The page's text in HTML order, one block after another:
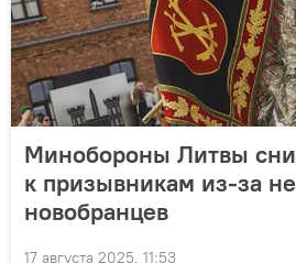
Минобороны Литвы
к призывникам из-за
новобранцев
17 августа 2025, 11:53